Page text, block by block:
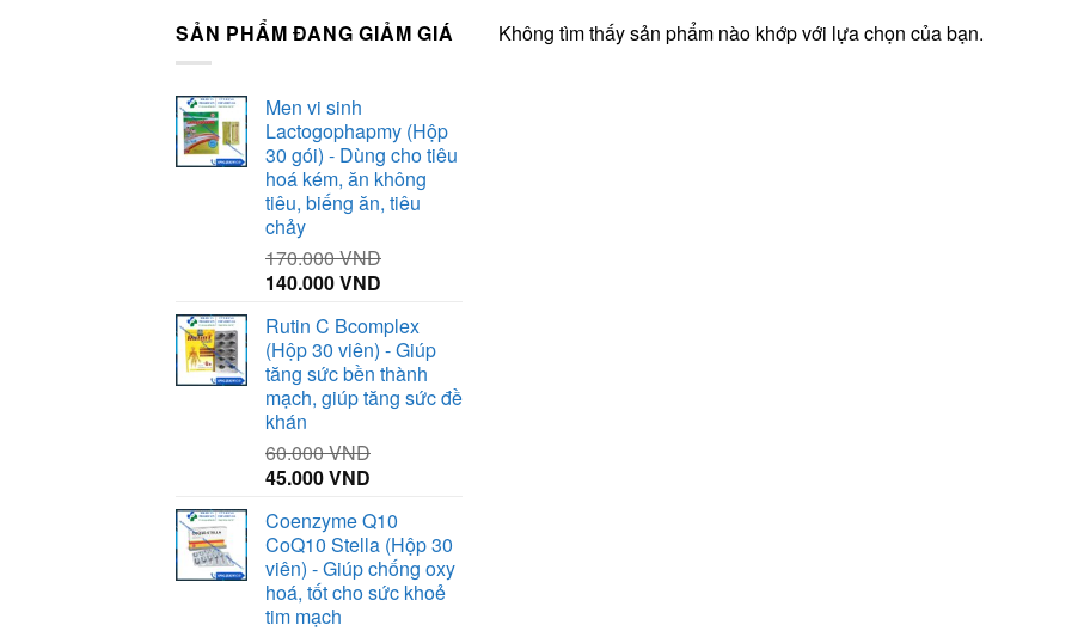
SẢN PHẨM ĐANG GIẢM GIÁ
Men vi sinh
Lactogophapmy (Hộp
30 gói) - Dùng cho tiêu
hoá kém, ăn không
tiêu, biếng ăn, tiêu
chảy
170.000VND
Giá
là:
170.000 VND.
140.000VND
tại
là:
140.000 VND.
Rutin C Bcomplex
(Hộp 30 viên) - Giúp
tăng sức bền thành
mạch, giúp tăng sức đề
khán
60.000VND
Giá
là:
60.000 VND.
45.000VND
tại
là:
45.000 VND.
Coenzyme Q10
CoQ10 Stella (Hộp 30
viên) - Giúp chống oxy
hoá, tốt cho sức khoẻ
tim mạch
Không tìm thấy sản phẩm nào khớp với lựa chọn của bạn.